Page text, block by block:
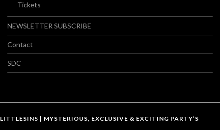
Tickets
NEWSLETTER SUBSCRIBE
Contact
SDC
LITTLESINS | MYSTERIOUS, EXCLUSIVE & EXCITING PARTY’S